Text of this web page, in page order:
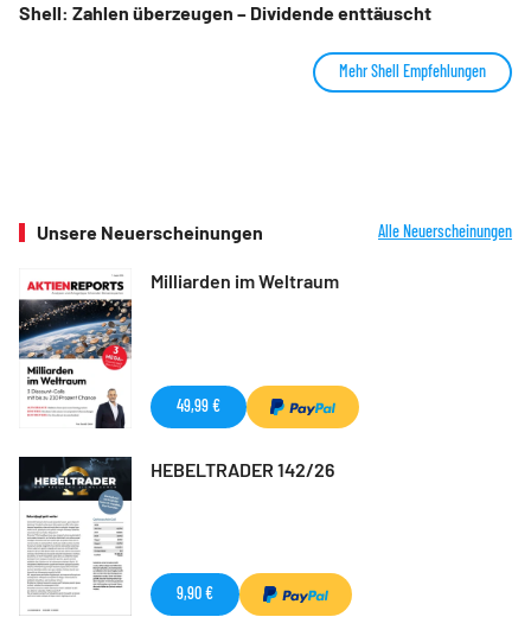
Shell: Zahlen überzeugen – Dividende enttäuscht
Mehr Shell Empfehlungen
Unsere Neuerscheinungen Alle Neuerscheinungen
Milliarden im Weltraum
49,99 €
HEBELTRADER 142/26
9,90 €